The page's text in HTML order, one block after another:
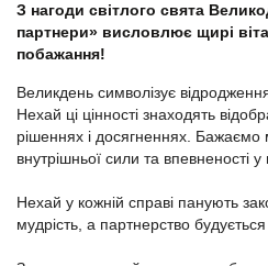
З нагоди світлого свята
партнери» висловлює щирі
побажання!
Великдень символізує
Нехай ці цінності знаходять
рішеннях і досягненнях. Бажаємо
внутрішньої сили та впевненості
Нехай у кожній справі панують
мудрість, а партнерство будується